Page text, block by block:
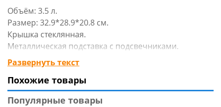
Объём: 3.5 л.
Размер: 32.9*28.9*20.8 см.
Крышка стеклянная.
Металлическая подставка с подсвечниками.
Подходит для мытья в посудомоечной машине без
подставки.
Предназначен для сервировки стола.
Материал: упрочненный фарфор.
Развернуть текст
Похожие товары
Популярные товары